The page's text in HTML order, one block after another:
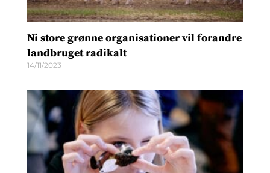
Ni store grønne organisationer vil forandre
landbruget radikalt
14/11/2023